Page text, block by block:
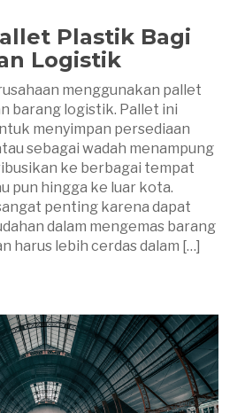
Plastik Bagi
Logistik
menggunakan pallet
barang logistik. Pallet ini
menyimpan persediaan
sebagai wadah menampung
ke berbagai tempat
pun hingga ke luar kota.
penting karena dapat
dalam mengemas barang
harus lebih cerdas dalam […]